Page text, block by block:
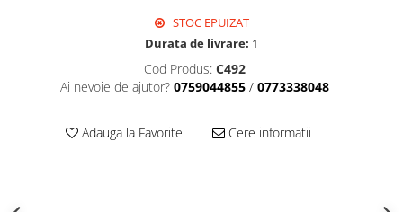
STOC EPUIZAT
Durata de livrare: 1
Cod Produs: C492
Ai nevoie de ajutor? 0759044855 / 0773338048
Adauga la Favorite Cere informatii